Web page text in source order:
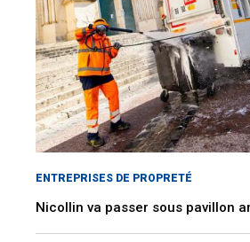
ENTREPRISES DE PROPRETÉ
Nicollin va passer sous pavillon